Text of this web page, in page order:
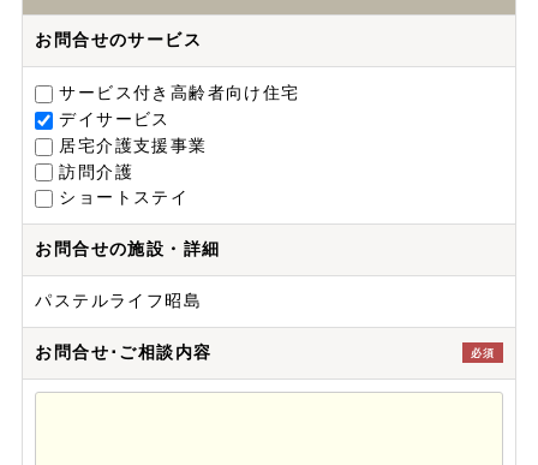
お問合せのサービス
サービス付き高齢者向け住宅
デイサービス
居宅介護支援事業
訪問介護
ショートステイ
お問合せの施設・詳細
パステルライフ昭島
お問合せ･ご相談内容 必須